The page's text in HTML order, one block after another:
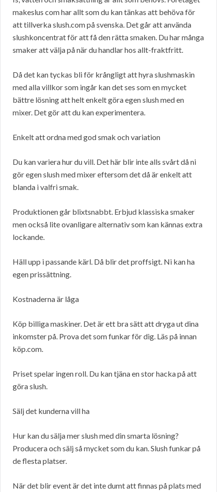
makeslus com har allt som du kan tänkas att behöva för
att tillverka slush.com på svenska. Det går att använda
slushkoncentrat för att få den rätta smaken. Du har många
smaker att välja på när du handlar hos allt-fraktfritt.
Då det kan tyckas bli för krångligt att hyra slushmaskin
med alla villkor som ingår kan det ses som en mycket
bättre lösning att helt enkelt göra egen slush med en
mixer. Det gör att du kan experimentera.
Enkelt att ordna med god smak och variation
Du kan variera hur du vill. Det här blir inte alls svårt då ni
gör egen slush med mixer eftersom det då är enkelt att
blanda i valfri smak.
Produktionen går blixtsnabbt. Erbjud klassiska smaker
men också lite ovanligare alternativ som kan kännas extra
lockande.
Häll upp i passande kärl. Då blir det proffsigt. Ni kan ha
egen prissättning.
Kostnaderna är låga
Köp billiga maskiner. Det är ett bra sätt att dryga ut dina
inkomster på. Prova det som funkar för dig. Läs på innan
köp.com.
Priset spelar ingen roll. Du kan tjäna en stor hacka på att
göra slush.
Sälj det kunderna vill ha
Hur kan du sälja mer slush med din smarta lösning?
Producera och sälj så mycket som du kan. Slush funkar på
de flesta platser.
När det blir event är det inte dumt att finnas på plats med